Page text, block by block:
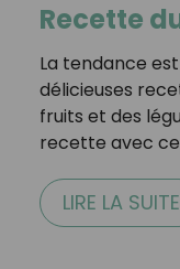
Recette
La tendance
délicieuses
fruits et des
recette avec
LIRE LA SUITE